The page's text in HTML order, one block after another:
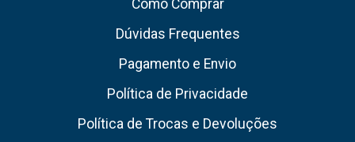
Como Comprar
Dúvidas Frequentes
Pagamento e Envio
Política de Privacidade
Política de Trocas e Devoluções